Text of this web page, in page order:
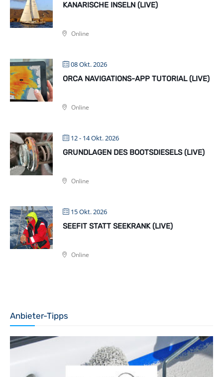
KANARISCHE INSELN (LIVE)
Online
08 Okt. 2026
ORCA NAVIGATIONS-APP TUTORIAL (LIVE)
Online
12 - 14 Okt. 2026
GRUNDLAGEN DES BOOTSDIESELS (LIVE)
Online
15 Okt. 2026
SEEFIT STATT SEEKRANK (LIVE)
Online
Anbieter-Tipps